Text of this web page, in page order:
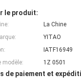
le produit:
La Chine
YITAO
IATF16949
modèle:
1Z 0501
de paiement et